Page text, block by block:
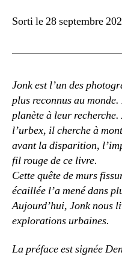
Sorti le 28 septembre
Jonk est l’un des
plus reconnus au
planète à leur
l’urbex, il cherche à
avant la disparition,
fil rouge de ce livre.
Cette quête de murs
écaillée l’a mené dans
Aujourd’hui, Jonk nous
explorations urbaines.
La préface est signée